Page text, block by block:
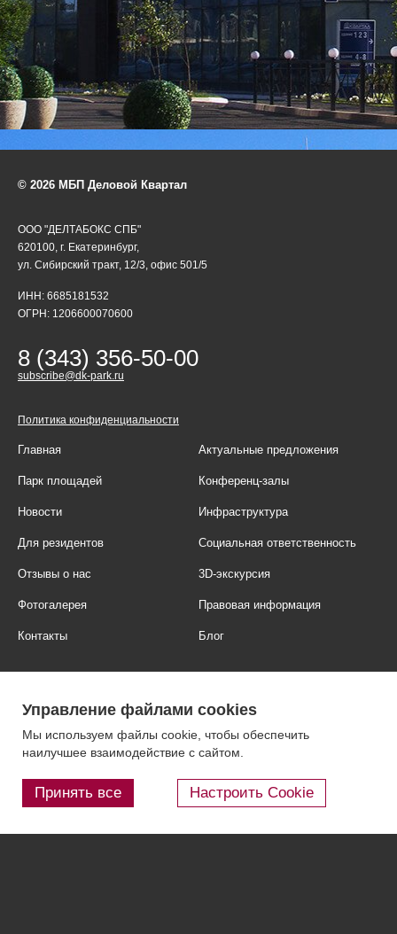
© 2026 МБП Деловой Квартал
ООО "ДЕЛТАБОКС СПБ"
620100, г. Екатеринбург,
ул. Сибирский тракт, 12/3, офис 501/5
ИНН: 6685181532
ОГРН: 1206600070600
8 (343) 356-50-00
subscribe@dk-park.ru
Политика конфиденциальности
Главная Актуальные предложения
Парк площадей Конференц-залы
Новости Инфраструктура
Для резидентов Социальная ответственность
Отзывы о нас 3D-экскурсия
Фотогалерея Правовая информация
Контакты Блог
Управление файлами cookies
Мы используем файлы cookie, чтобы обеспечить
наилучшее взаимодействие с сайтом.
Принять все Настроить Cookie